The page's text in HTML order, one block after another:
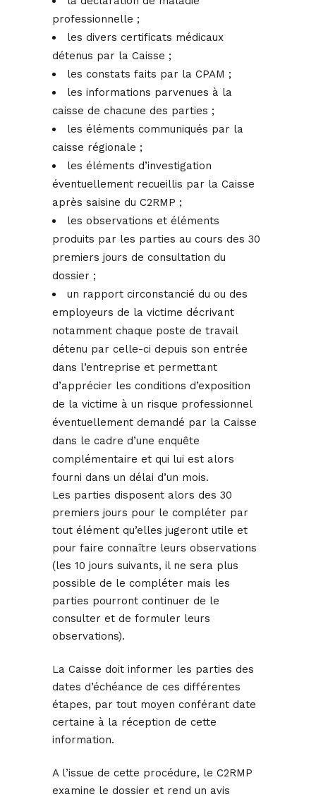
professionnelle ;
les divers certificats médicaux
détenus par la Caisse ;
les constats faits par la CPAM ;
les informations parvenues à la
caisse de chacune des parties ;
les éléments communiqués par la
caisse régionale ;
les éléments d’investigation
éventuellement recueillis par la Caisse
après saisine du C2RMP ;
les observations et éléments
produits par les parties au cours des 30
premiers jours de consultation du
dossier ;
un rapport circonstancié du ou des
employeurs de la victime décrivant
notamment chaque poste de travail
détenu par celle-ci depuis son entrée
dans l’entreprise et permettant
d’apprécier les conditions d’exposition
de la victime à un risque professionnel
éventuellement demandé par la Caisse
dans le cadre d’une enquête
complémentaire et qui lui est alors
fourni dans un délai d’un mois.
Les parties disposent alors des 30
premiers jours pour le compléter par
tout élément qu’elles jugeront utile et
pour faire connaître leurs observations
(les 10 jours suivants, il ne sera plus
possible de le compléter mais les
parties pourront continuer de le
consulter et de formuler leurs
observations).
La Caisse doit informer les parties des
dates d’échéance de ces différentes
étapes, par tout moyen conférant date
certaine à la réception de cette
information.
A l’issue de cette procédure, le C2RMP
examine le dossier et rend un avis